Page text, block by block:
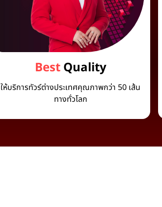
BestQuality
ให้บริการทัวร์ต่างประเทศคุณภาพกว่า 50 เส้น
ทางทั่วโลก